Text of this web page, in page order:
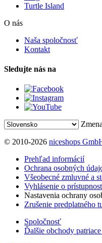
Turtle Island
O nás
Naša spoločnosť
Kontakt
Sledujte nás na
© 2010-2026 niceshops
Prehľad informácií
Ochrana osobných
Všeobecné zmluvné a
Vyhlásenie o
Nastavenia ochrany
Zrušenie predplatného
Spoločnosť
Ďalšie obchody